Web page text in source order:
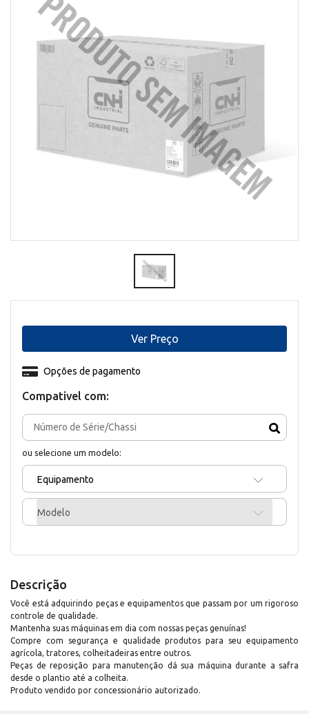
Compativel com:
ou selecione um modelo:
Equipamento
Modelo
Opções de pagamento
Ver Preço
Descrição
Você está adquirindo peças e equipamentos que passam por um rigoroso
controle de qualidade.
Mantenha suas máquinas em dia com nossas peças genuínas!
Compre com segurança e qualidade produtos para seu equipamento
agrícola, tratores, colheitadeiras entre outros.
Peças de reposição para manutenção dá sua máquina durante a safra
desde o plantio até a colheita.
Produto vendido por concessionário autorizado.